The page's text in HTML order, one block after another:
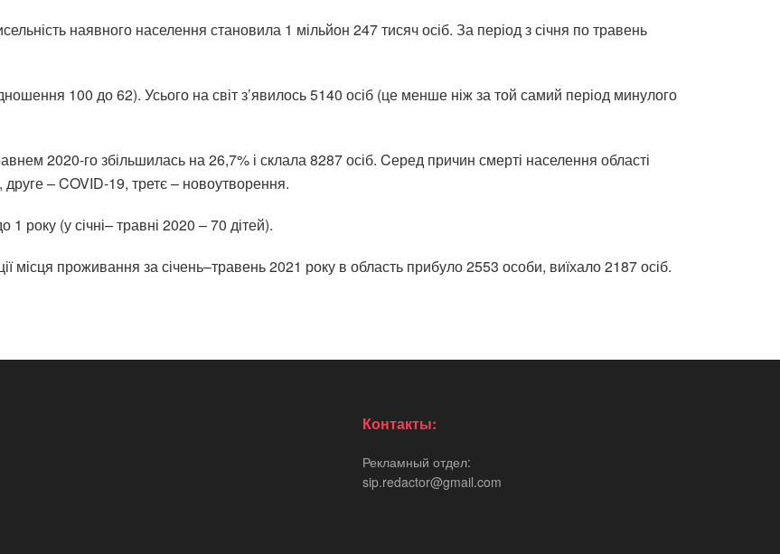
наявного населення становила 1 мільйон 247 тисяч осіб. За період з січня по травень
100 до 62). Усього на світ з’явилось 5140 осіб (це менше ніж за той самий період минулого
2020-го збільшилась на 26,7% і склала 8287 осіб. Cеред причин смерті населення області
– COVID-19, третє – новоутворення.
року (у січні– травні 2020 – 70 дітей).
місця проживання за січень–травень 2021 року в область прибуло 2553 особи, виїхало 2187 осіб.
Контакты:
Рекламный отдел:
sip.redactor@gmail.com